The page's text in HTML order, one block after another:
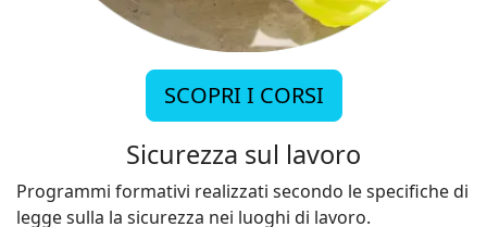
SCOPRI I CORSI
Sicurezza sul lavoro
Programmi formativi realizzati secondo le specifiche di
legge sulla la sicurezza nei luoghi di lavoro.